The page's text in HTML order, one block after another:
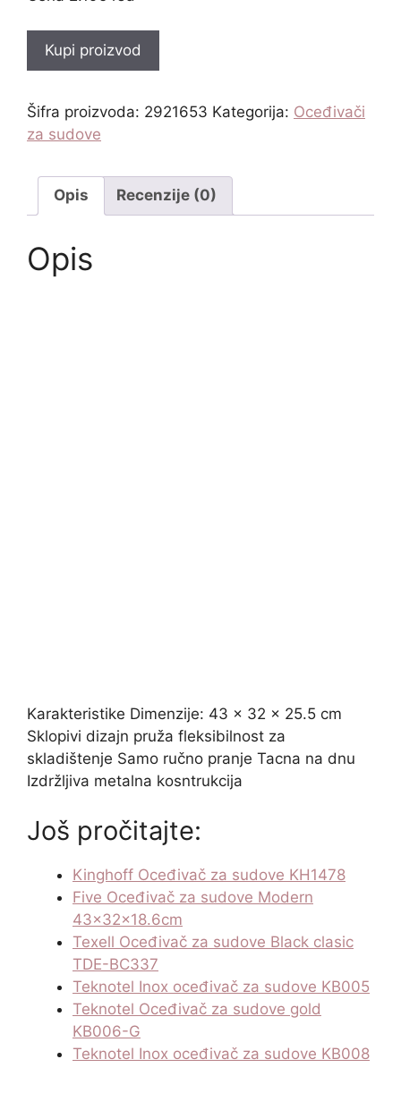
Kupi proizvod
Šifra proizvoda: 2921653 Kategorija: Oceđivači
za sudove
Opis Recenzije (0)
Opis
Karakteristike Dimenzije: 43 x 32 x 25.5 cm
Sklopivi dizajn pruža fleksibilnost za
skladištenje Samo ručno pranje Tacna na dnu
Izdržljiva metalna kosntrukcija
Još pročitajte:
Kinghoff Oceđivač za sudove KH1478
Five Oceđivač za sudove Modern
43x32x18.6cm
Texell Oceđivač za sudove Black clasic
TDE-BC337
Teknotel Inox oceđivač za sudove KB005
Teknotel Oceđivač za sudove gold
KB006-G
Teknotel Inox oceđivač za sudove KB008